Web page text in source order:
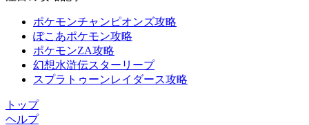
ポケモンチャンピオンズ攻略
ぽこあポケモン攻略
ポケモンZA攻略
幻想水滸伝スターリープ
スプラトゥーンレイダース攻略
トップ
ヘルプ